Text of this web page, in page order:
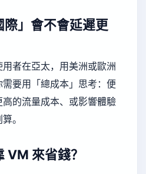
」會不會延遲更
者在亞太，用美洲或歐洲
要用「總成本」思考：便
的流量成本、或影響體驗
。
VM 來省錢？